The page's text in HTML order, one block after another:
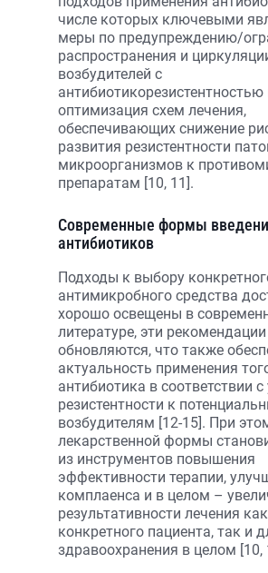
числе которых ключевыми
меры по предупреждению/
распространения и
возбудителей с
антибиотикорезистентностью
оптимизация схем лечения,
обеспечивающих снижение
развития резистентности
микроорганизмов к
препаратам [10, 11].
Современные формы
антибиотиков
Подходы к выбору
антимикробного средства
хорошо освещены в
литературе, эти
обновляются, что также
актуальность применения
антибиотика в соответствии
резистентности к
возбудителям [12-15]. При
лекарственной формы
из инструментов повышения
эффективности терапии,
комплаенса и в целом –
результативности лечения как
конкретного пациента, так и
здравоохранения в целом [10,